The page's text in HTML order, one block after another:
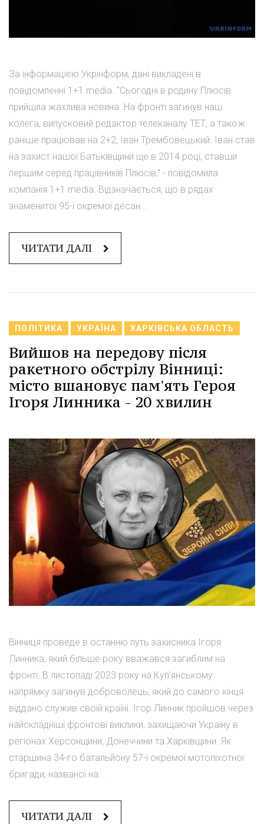
За інформацією Укрінформ, дані викладені в
повідомленні 1+1 media. "Сьогодні в родину Плюсів
прийшла жахлива новина. На фронті загинув наш
колега, випусковий редактор телеканалу ТЕТ, а також
раніше працював на 2+2, Іван Трембовецький. Іван став
на захист нашої Батьківщини ще в 2014 році, ставши
першим серед працівників Плюсів," - повідомила
компанія 1+1 media. Відзначається, що в рядах
знаменитої 95-ї окремої десан...
ЧИТАТИ ДАЛІ
ПОЛІТИКА УКРАЇНА ХАРКІВСЬКА ОБЛАСТЬ
Вийшов на передову після
ракетного обстрілу Вінниці:
місто вшановує пам'ять Героя
Ігоря Линника - 20 хвилин
Вінниця проведе в останню путь захисника Ігоря
Линника, який більше року вважався загиблим на
фронті. В листопаді 2023 року на Куп'янському
напрямку загинув доброволець, який до самого кінця
віддано служив своїй країні. Ігор Линник пройшов через
найскладніші фронтові виклики, захищаючи Україну в
регіонах Херсонщини, Донеччини та Харківщини. Як
старшина 34-го батальйону 57-ї окремої мотопіхотної
бригади, названої на...
ЧИТАТИ ДАЛІ